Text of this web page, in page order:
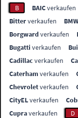
B
BAICverkaufen
Bitterverkaufen
Borgwardverkaufen
Bugatti verkaufen
Cadillac verkaufen
Caterhamverkaufen
Chevroletverkaufen
CityELverkaufen
Cupraverkaufen D